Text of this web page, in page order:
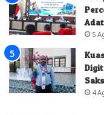
Adat
5
4